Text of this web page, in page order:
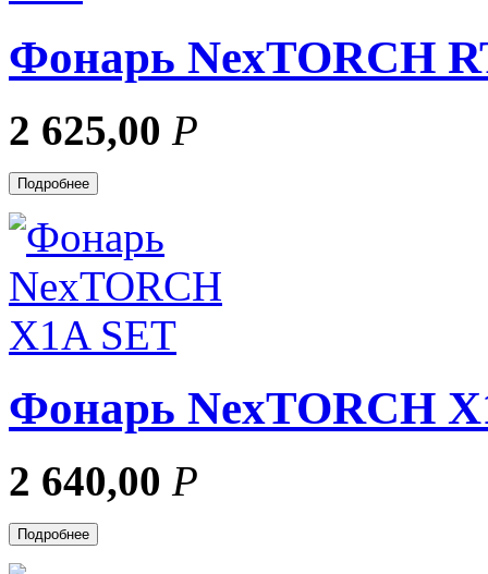
Фонарь NexTORCH
2 625,00 Р
Подробнее
Фонарь NexTORCH
2 640,00 Р
Подробнее